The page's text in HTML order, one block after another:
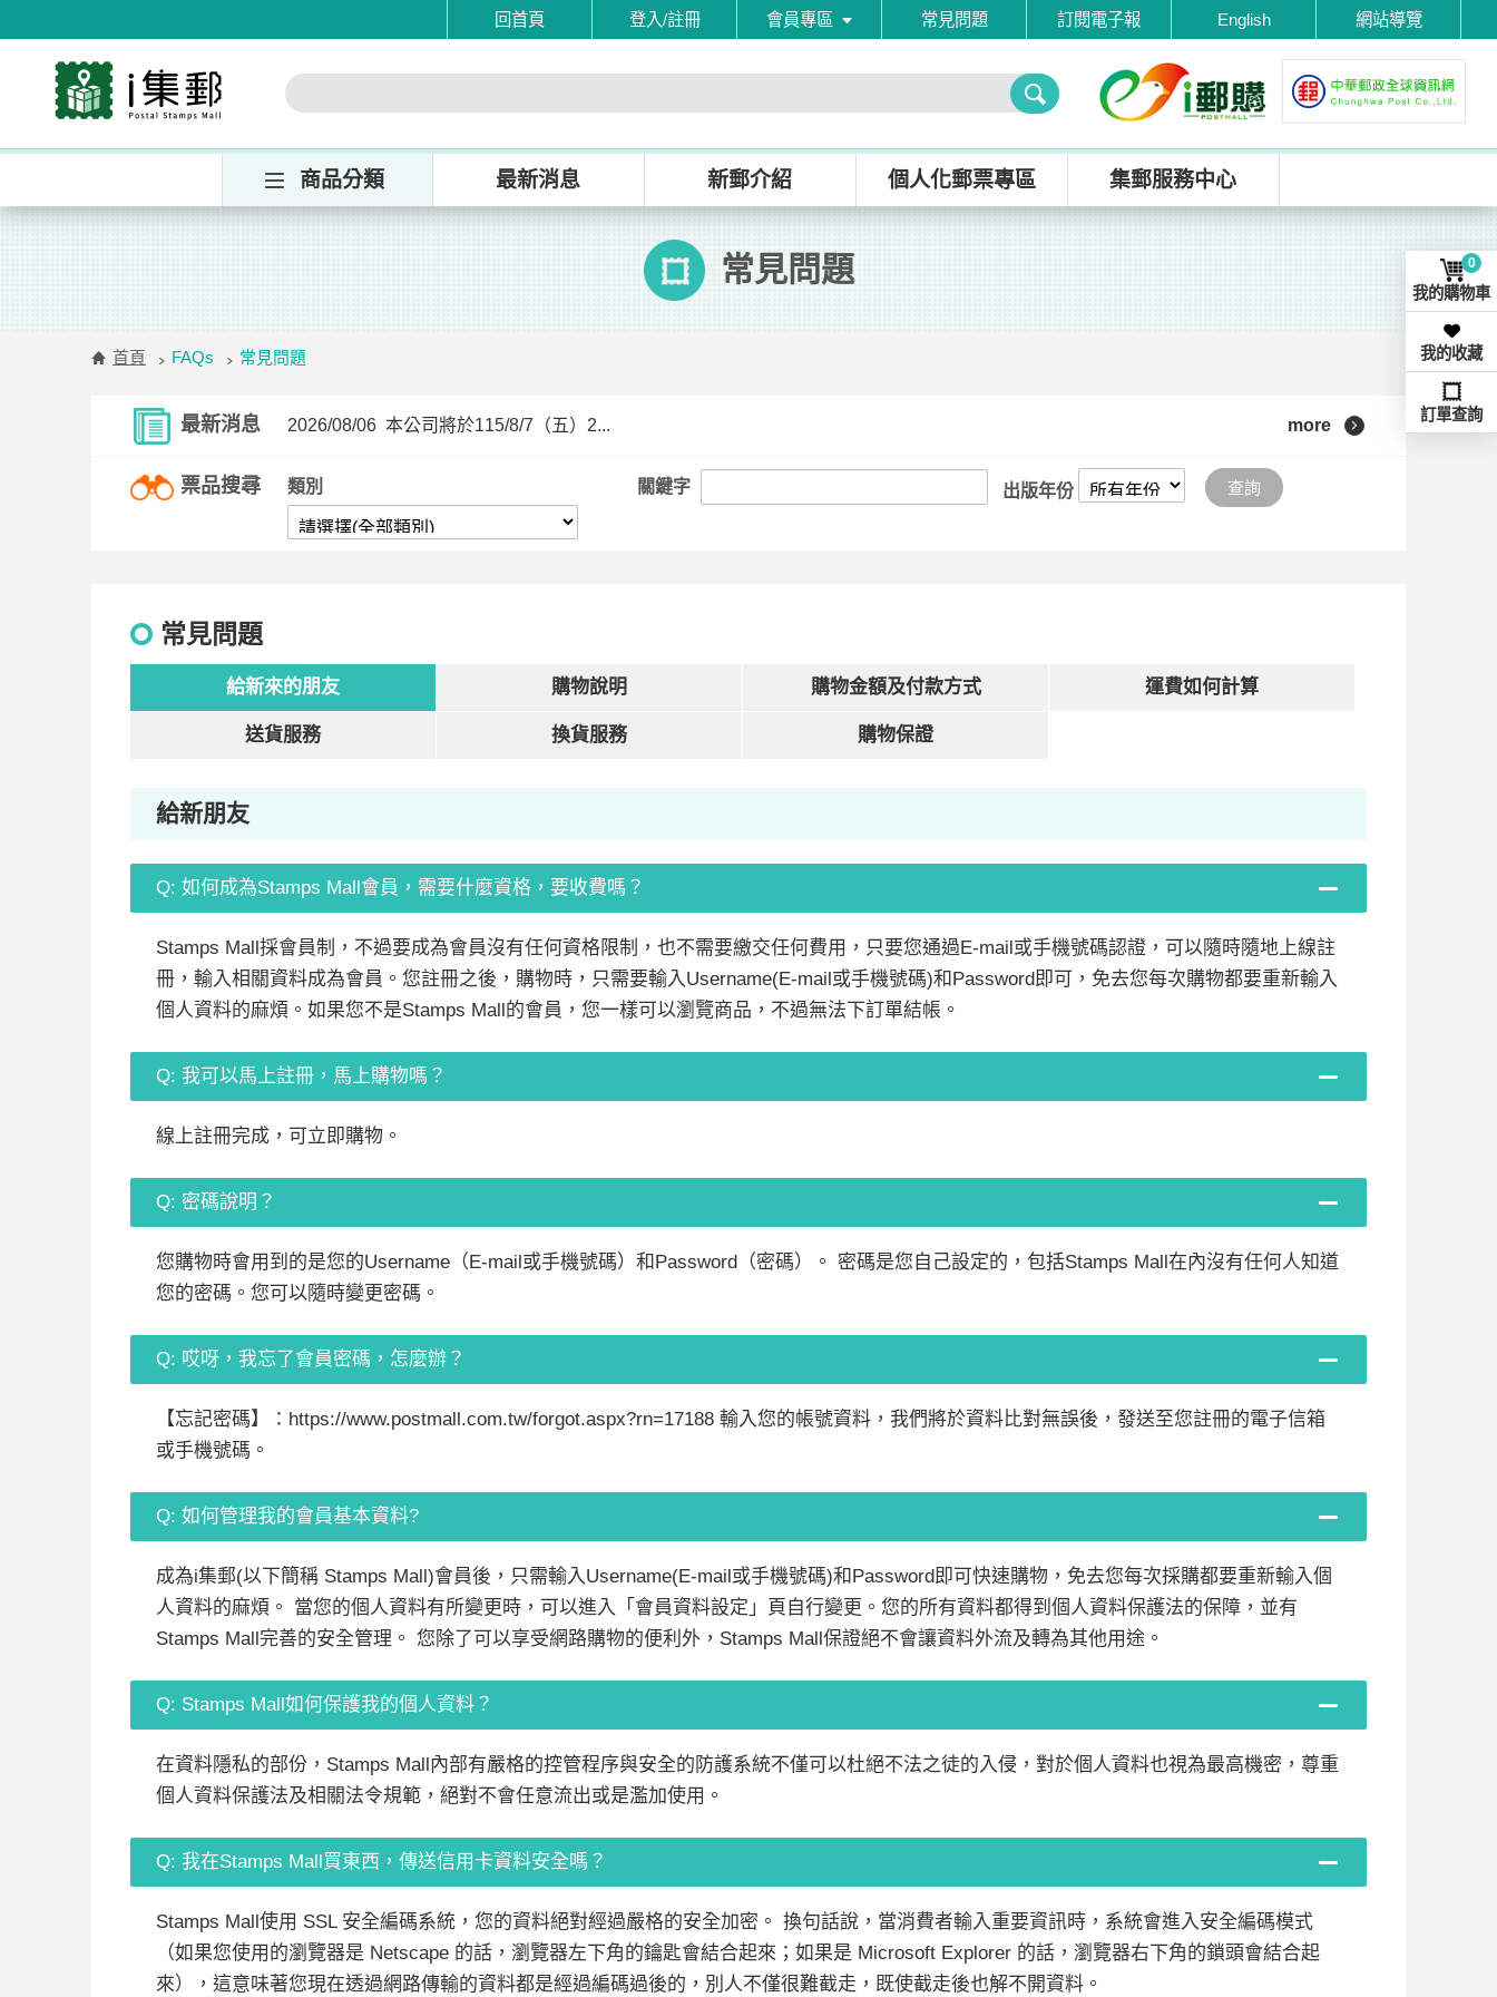
我的購物車
0
我的收藏
訂單查詢
網站導覽
English
訂閱電子報
常見問題
會員專區
登入/註冊
回首頁
商品分類 最新消息 新郵介紹 個人化郵票專區 集郵服務中心
常見問題
首頁 FAQs 常見問題
最新消息 2026/08/06 本公司將於115/8/7（五）2... more
票品搜尋 類別 關鍵字 出版年份 查詢
常見問題
給新來的朋友 購物說明 購物金額及付款方式 運費如何計算
送貨服務 換貨服務 購物保證
給新朋友
Q: 如何成為Stamps Mall會員，需要什麼資格，要收費嗎？
Stamps Mall採會員制，不過要成為會員沒有任何資格限制，也不需要繳交任何費用，只要您通過E-mail或手機號碼認證，可以隨時隨地上線註
冊，輸入相關資料成為會員。您註冊之後，購物時，只需要輸入Username(E-mail或手機號碼)和Password即可，免去您每次購物都要重新輸入
個人資料的麻煩。如果您不是Stamps Mall的會員，您一樣可以瀏覽商品，不過無法下訂單結帳。
Q: 我可以馬上註冊，馬上購物嗎？
線上註冊完成，可立即購物。
Q: 密碼說明？
您購物時會用到的是您的Username（E-mail或手機號碼）和Password（密碼）。 密碼是您自己設定的，包括Stamps Mall在內沒有任何人知道
您的密碼。您可以隨時變更密碼。
Q: 哎呀，我忘了會員密碼，怎麼辦？
【忘記密碼】：https://www.postmall.com.tw/forgot.aspx?rn=17188 輸入您的帳號資料，我們將於資料比對無誤後，發送至您註冊的電子信箱
或手機號碼。
Q: 如何管理我的會員基本資料?
成為i集郵(以下簡稱 Stamps Mall)會員後，只需輸入Username(E-mail或手機號碼)和Password即可快速購物，免去您每次採購都要重新輸入個
人資料的麻煩。 當您的個人資料有所變更時，可以進入「會員資料設定」頁自行變更。您的所有資料都得到個人資料保護法的保障，並有
Stamps Mall完善的安全管理。 您除了可以享受網路購物的便利外，Stamps Mall保證絕不會讓資料外流及轉為其他用途。
Q: Stamps Mall如何保護我的個人資料？
在資料隱私的部份，Stamps Mall內部有嚴格的控管程序與安全的防護系統不僅可以杜絕不法之徒的入侵，對於個人資料也視為最高機密，尊重
個人資料保護法及相關法令規範，絕對不會任意流出或是濫加使用。
Q: 我在Stamps Mall買東西，傳送信用卡資料安全嗎？
Stamps Mall使用 SSL 安全編碼系統，您的資料絕對經過嚴格的安全加密。 換句話說，當消費者輸入重要資訊時，系統會進入安全編碼模式
（如果您使用的瀏覽器是 Netscape 的話，瀏覽器左下角的鑰匙會結合起來；如果是 Microsoft Explorer 的話，瀏覽器右下角的鎖頭會結合起
來），這意味著您現在透過網路傳輸的資料都是經過編碼過後的，別人不僅很難截走，既使截走後也解不開資料。